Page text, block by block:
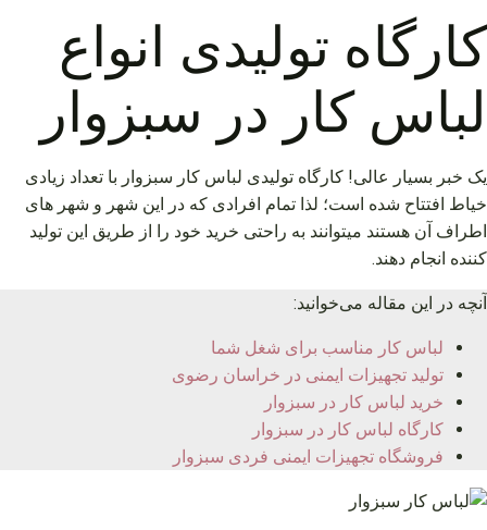
کارگاه تولیدی انواع
لباس کار در سبزوار
یک خبر بسیار عالی! کارگاه تولیدی لباس کار سبزوار با تعداد زیادی
خیاط افتتاح شده است؛ لذا تمام افرادی که در این شهر و شهر های
اطراف آن هستند میتوانند به راحتی خرید خود را از طریق این تولید
کننده انجام دهند.
آنچه در این مقاله می‌خوانید:
لباس کار مناسب برای شغل شما
تولید تجهیزات ایمنی در خراسان رضوی
خرید لباس کار در سبزوار
کارگاه لباس کار در سبزوار
فروشگاه تجهیزات ایمنی فردی سبزوار